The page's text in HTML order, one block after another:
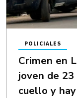
Crimen en
joven de
cuello y
POLICIALES